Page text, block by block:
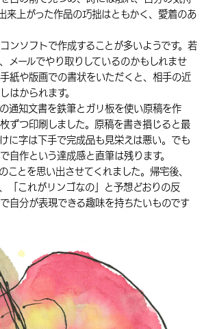
来上がった作品の巧拙はともかく、愛着のあ
ンソフトで作成することが多いようです。若
メールでやり取りしているのかもしれませ
紙や版画での書状をいただくと、相手の近
はかられます。
通知文書を鉄筆とガリ板を使い原稿を作
ずつ印刷しました。原稿を書き損じると最
に字は下手で完成品も見栄えは悪い。でも
自作という達成感と直筆は残ります。
とを思い出させてくれました。帰宅後、
「これがリンゴなの」と予想どおりの反
自分が表現できる趣味を持ちたいものです